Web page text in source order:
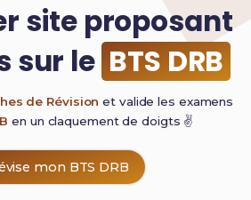
site proposant
sur le BTS DRB
de Révision et valide les examens
en un claquement dedoigts ✌️
mon BTS DRB